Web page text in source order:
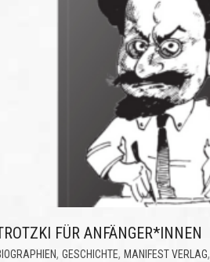
FÜR ANFÄNGER*INNEN
, GESCHICHTE, MANIFEST VERLAG,